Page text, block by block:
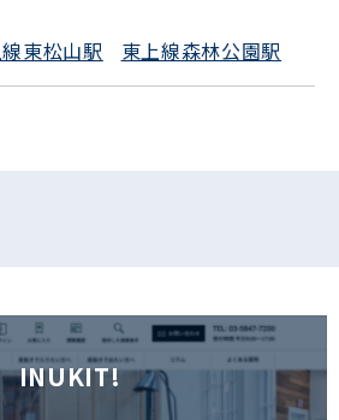
東松山駅 東上線森林公園駅
INUKIT!